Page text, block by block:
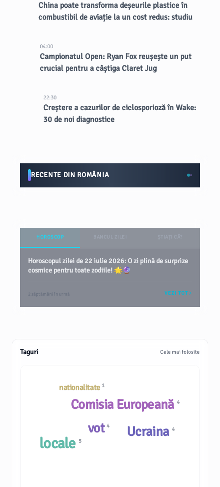
China poate transforma deșeurile plastice în
combustibil de aviație la un cost redus: studiu
04:00
Campionatul Open: Ryan Fox reușește un put
crucial pentru a câștiga Claret Jug
22:30
Creștere a cazurilor de ciclosporioză în Wake:
30 de noi diagnostice
RECENTE DIN ROMÂNIA
HOROSCOP
Horoscopul zilei de 22 iulie 2026: O zi plină de surprize
cosmice pentru toate zodiile! 🌟🔮
2 săptămâni în urmă VEZI TOT
Taguri Cele mai folosite
nationalitate 1
locale 5
Comisia Europeană 4
Ucraina 4
vot4